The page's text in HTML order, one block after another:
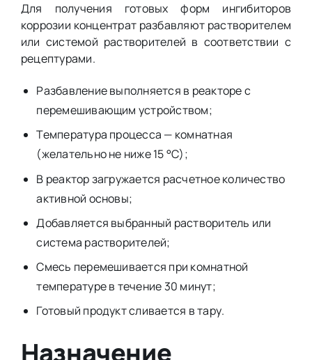
Для получения готовых форм ингибиторов
коррозии концентрат разбавляют растворителем
или системой растворителей в соответствии с
рецептурами.
Разбавление выполняется в реакторе с
перемешивающим устройством;
Температура процесса — комнатная
(желательно не ниже 15 °C);
В реактор загружается расчетное количество
активной основы;
Добавляется выбранный растворитель или
система растворителей;
Смесь перемешивается при комнатной
температуре в течение 30 минут;
Готовый продукт сливается в тару.
Назначение